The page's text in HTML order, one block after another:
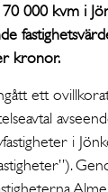
000 kvm i
kronor.
ett
i